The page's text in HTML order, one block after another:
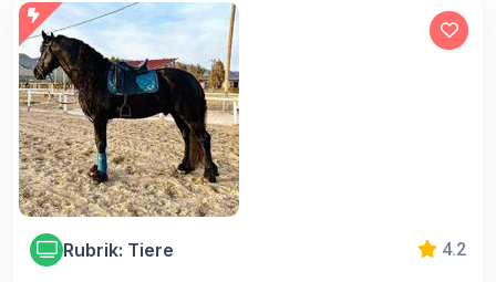
Rubrik: Tiere 4.2